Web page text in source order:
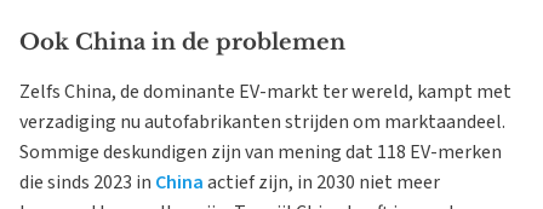
Ook China in de problemen
Zelfs China, de dominante EV-markt ter wereld, kampt met
verzadiging nu autofabrikanten strijden om marktaandeel.
Sommige deskundigen zijn van mening dat 118 EV-merken
die sinds 2023 in Chinaactief zijn, in 2030 niet meer